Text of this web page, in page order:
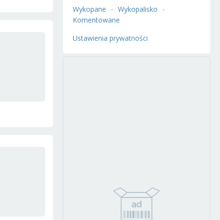
Wykopane
Wykopalisko
Komentowane
Ustawienia prywatności